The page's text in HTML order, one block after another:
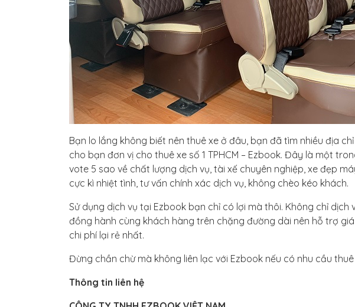
Bạn lo lắng không biết nên thuê xe ở đâu, bạn đã tìm nhiều địa
cho bạn đơn vị cho thuê xe số 1 TPHCM – Ezbook. Đây là một
vote 5 sao về chất lượng dịch vụ, tài xế chuyên nghiệp, xe đẹp
cực kì nhiệt tình, tư vấn chính xác dịch vụ, không chèo kéo khách.
Sử dụng dịch vụ tại Ezbook bạn chỉ có lợi mà thôi. Không chỉ
đồng hành cùng khách hàng trên chặng đường dài nên hỗ trợ
chi phí lại rẻ nhất.
Đừng chần chừ mà không liên lạc với Ezbook nếu có nhu cầu
Thông tin liên hệ